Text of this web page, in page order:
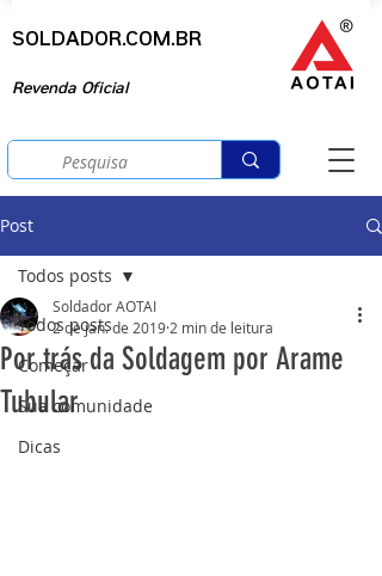
SOLDADOR.COM.BR
Revenda Oficial
Post
Todos posts
Começar
Sua comunidade
Dicas
Todos posts
Por trás da Soldagem por Arame
Tubular
Soldador AOTAI
2 de jan. de 2019 2 min de leitura